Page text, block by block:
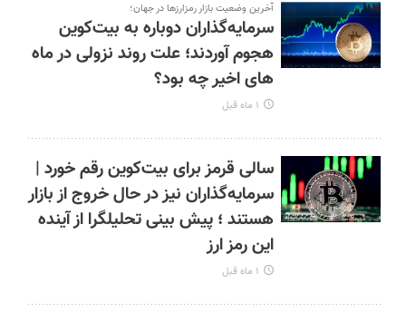
آخرین وضعیت بازار رمزارزها در جهان؛
سرمایه‌گذاران دوباره به بیت‌کوین
هجوم آوردند؛ علت روند نزولی در ماه
های اخیر چه بود؟
۱ ماه قبل
سالی قرمز برای بیت‌کوین رقم خورد |
سرمایه‌گذاران نیز در حال خروج از بازار
هستند ؛ پیش بینی تحلیلگرا از آینده
این رمز ارز
۱ ماه قبل